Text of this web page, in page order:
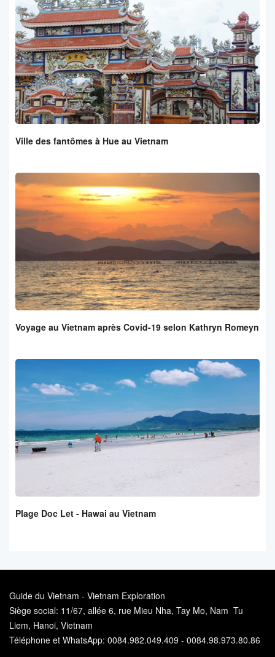
Ville des fantômes à Hue au Vietnam
Voyage au Vietnam après Covid-19 selon Kathryn Romeyn
Plage Doc Let - Hawai au Vietnam
Guide du Vietnam - Vietnam Exploration
Siège social: 11/67, allée 6, rue Mieu Nha, Tay Mo, Nam Tu
Liem, Hanoi, Vietnam
Téléphone et WhatsApp: 0084.982.049.409 - 0084.98.973.80.86